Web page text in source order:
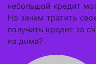
небольшой кредит
Но зачем тратить
получить кредит за
из дома?